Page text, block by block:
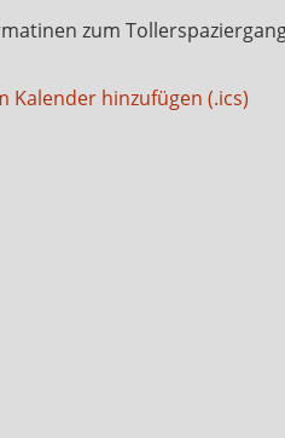
zum
Kalender hinzufügen (.ics)